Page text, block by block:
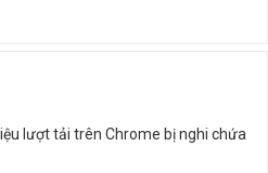
lượt tải trên Chrome bị nghi chứa